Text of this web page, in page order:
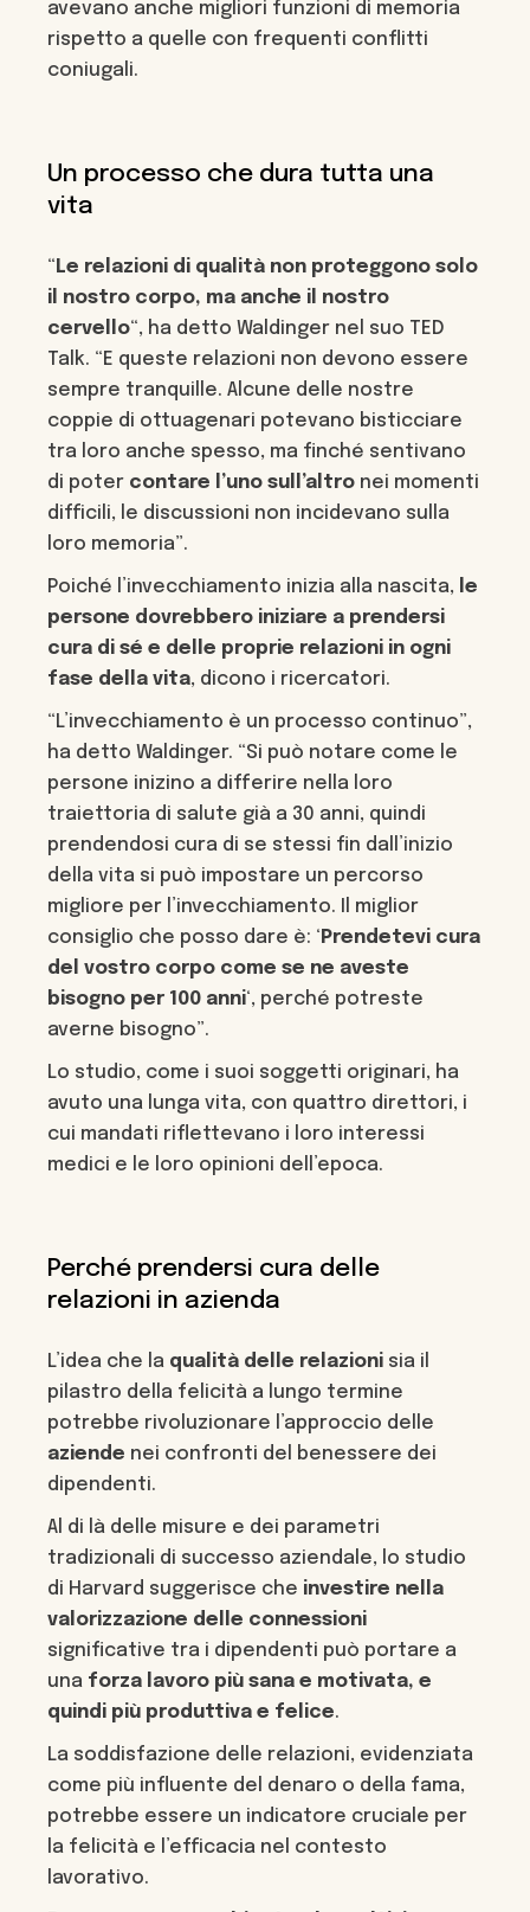
avevano anche migliori funzioni di memoria
rispetto a quelle con frequenti conflitti
coniugali.
Un processo che dura tutta una
vita
“ Le relazioni di qualità non proteggono solo
il nostro corpo, ma anche il nostro
cervello“, ha detto Waldinger nel suo TED
Talk. “E queste relazioni non devono essere
sempre tranquille. Alcune delle nostre
coppie di ottuagenari potevano bisticciare
tra loro anche spesso, ma finché sentivano
di poter contare l’uno sull’altro nei momenti
difficili, le discussioni non incidevano sulla
loro memoria”.
Poiché l’invecchiamento inizia alla nascita, le
persone dovrebbero iniziare a prendersi
cura di sé e delle proprie relazioni in ogni
fase della vita, dicono i ricercatori.
“L’invecchiamento è un processo continuo”,
ha detto Waldinger. “Si può notare come le
persone inizino a differire nella loro
traiettoria di salute già a 30 anni, quindi
prendendosi cura di se stessi fin dall’inizio
della vita si può impostare un percorso
migliore per l’invecchiamento. Il miglior
consiglio che posso dare è: ‘ Prendetevi cura
del vostro corpo come se ne aveste
bisogno per 100 anni‘, perché potreste
averne bisogno”.
Lo studio, come i suoi soggetti originari, ha
avuto una lunga vita, con quattro direttori, i
cui mandati riflettevano i loro interessi
medici e le loro opinioni dell’epoca.
Perché prendersi cura delle
relazioni in azienda
L’idea che la qualità delle relazioni sia il
pilastro della felicità a lungo termine
potrebbe rivoluzionare l’approccio delle
aziende nei confronti del benessere dei
dipendenti.
Al di là delle misure e dei parametri
tradizionali di successo aziendale, lo studio
di Harvard suggerisce che investire nella
valorizzazione delle connessioni
significative tra i dipendenti può portare a
una forza lavoro più sana e motivata, e
quindi più produttiva e felice.
La soddisfazione delle relazioni, evidenziata
come più influente del denaro o della fama,
potrebbe essere un indicatore cruciale per
la felicità e l’efficacia nel contesto
lavorativo.